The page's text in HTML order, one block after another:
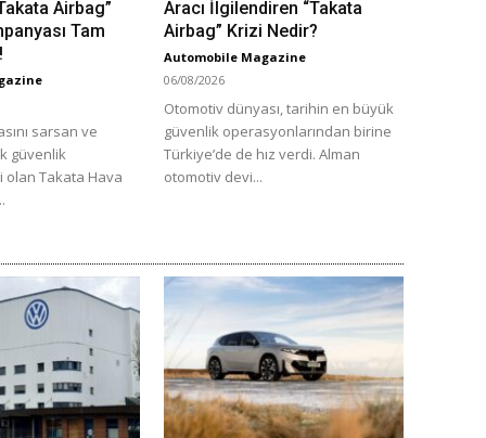
Airbag”
Tam
sarsan ve
güvenlik
Takata Hava
Aracı İlgilendiren “Takata
Airbag” Krizi Nedir?
Automobile Magazine
06/08/2026
Otomotiv dünyası, tarihin en büyük
güvenlik operasyonlarından birine
Türkiye’de de hız verdi. Alman
otomotiv devi...